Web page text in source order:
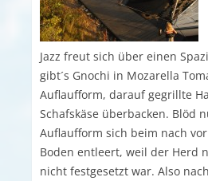
Jazz freut sich über einen
gibt´s Gnochi in Mozarella
Auflaufform, darauf gegrillte
Schafskäse überbacken. Blöd
Auflaufform sich beim nach
Boden entleert, weil der Herd
nicht festgesetzt war. Also